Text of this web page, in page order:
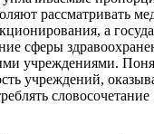
рассматривать
а
сферы
учреждениями.
учреждений,
словосочетание